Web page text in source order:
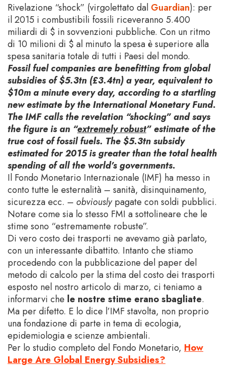
Rivelazione “shock” (virgolettato dal Guardian): per
il 2015 i combustibili fossili riceveranno 5.400
miliardi di $ in sovvenzioni pubbliche. Con un ritmo
di 10 milioni di $ al minuto la spesa è superiore alla
spesa sanitaria totale di tutti i Paesi del mondo.
Fossil fuel companies are benefitting from global
subsidies of $5.3tn (£3.4tn) a year, equivalent to
$10m a minute every day, according to a startling
new estimate by the International Monetary Fund.
The IMF calls the revelation “shocking” and says
the figure is an “extremely robust” estimate of the
true cost of fossil fuels. The $5.3tn subsidy
estimated for 2015 is greater than the total health
spending of all the world’s governments.
Il Fondo Monetario Internazionale (IMF) ha messo in
conto tutte le esternalità – sanità, disinquinamento,
sicurezza ecc. – obviouslypagate con soldi pubblici.
Notare come sia lo stesso FMI a sottolineare che le
stime sono “estremamente robuste”.
Di vero costo dei trasporti ne avevamo già parlato,
con un interessante dibattito. Intanto che stiamo
procedendo con la pubblicazione del paper del
metodo di calcolo per la stima del costo dei trasporti
esposto nel nostro articolo di marzo, ci teniamo a
informarvi che le nostre stime erano sbagliate.
Ma per difetto. E lo dice l’IMF stavolta, non proprio
una fondazione di parte in tema di ecologia,
epidemiologia e scienze ambientali.
Per lo studio completo del Fondo Monetario, How
Large Are Global Energy Subsidies?